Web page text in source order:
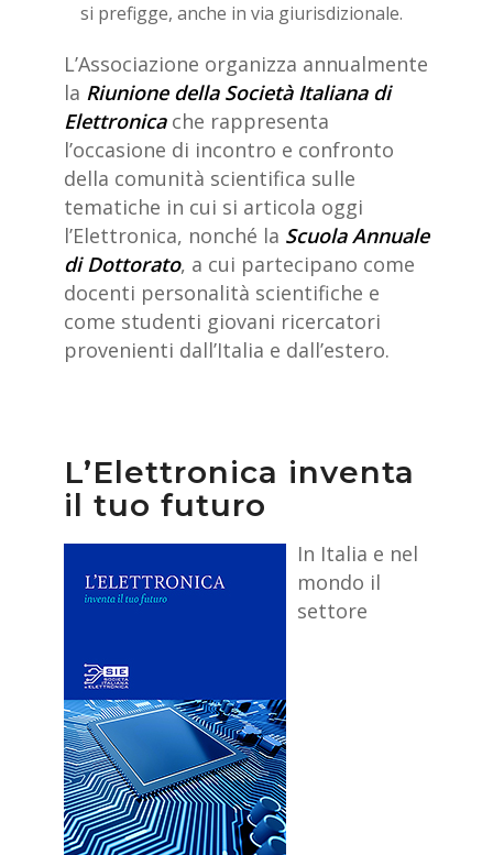
si prefigge, anche in via giurisdizionale.
L’Associazione organizza annualmente
la Riunione della Società Italiana di
Elettronica che rappresenta
l’occasione di incontro e confronto
della comunità scientifica sulle
tematiche in cui si articola oggi
l’Elettronica, nonché la Scuola Annuale
di Dottorato, a cui partecipano come
docenti personalità scientifiche e
come studenti giovani ricercatori
provenienti dall’Italia e dall’estero.
L’Elettronica inventa
il tuo futuro
In Italia e nel
mondo il
settore